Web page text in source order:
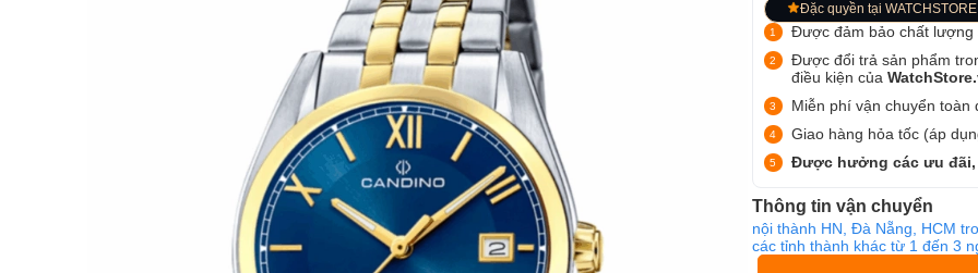
Đặc quyền tại WATCHSTORE
Được đảm bảo chất lượng
Được đổi trả sản phẩm
điều kiện của
Miễn phí vận chuyển toàn
Giao hàng hỏa tốc (áp
Được hưởng các ưu đãi,
Thông tin vận chuyển
nội thành HN, Đà Nẵng, HCM
các tỉnh thành khác từ 1 đến 3